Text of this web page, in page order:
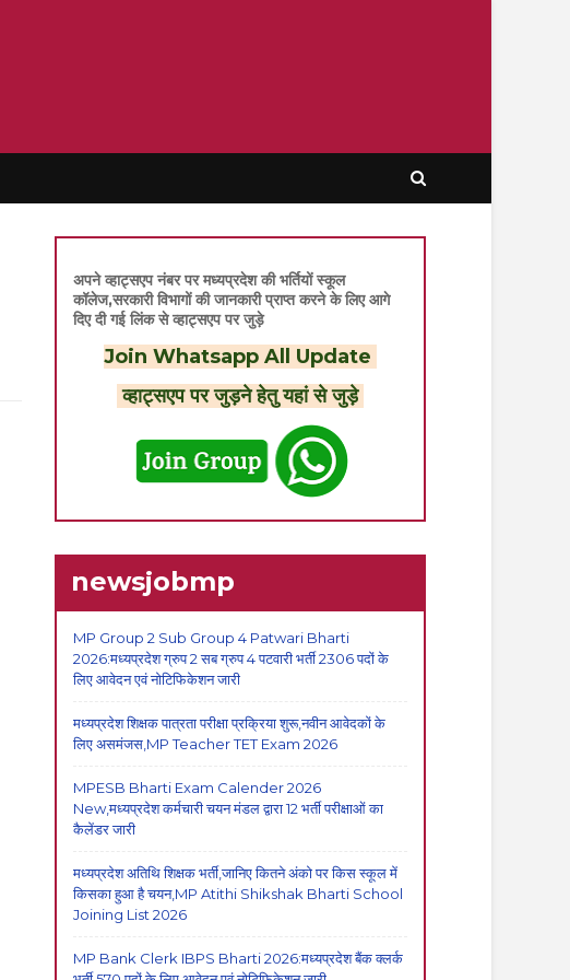
अपने व्हाट्सएप नंबर पर मध्यप्रदेश की भर्तियों स्कूल
कॉलेज,सरकारी विभागों की जानकारी प्राप्त करने के लिए आगे
दिए दी गई लिंक से व्हाट्सएप पर जुड़े
Join Whatsapp All Update
व्हाट्सएप पर जुड़ने हेतु यहां से जुड़े
newsjobmp
MP Group 2 Sub Group 4 Patwari Bharti
2026:मध्यप्रदेश ग्रुप 2 सब ग्रुप 4 पटवारी भर्ती 2306 पदों के
लिए आवेदन एवं नोटिफिकेशन जारी
मध्यप्रदेश शिक्षक पात्रता परीक्षा प्रक्रिया शुरू,नवीन आवेदकों के
लिए असमंजस,MP Teacher TET Exam 2026
MPESB Bharti Exam Calender 2026
New,मध्यप्रदेश कर्मचारी चयन मंडल द्वारा 12 भर्ती परीक्षाओं का
कैलेंडर जारी
मध्यप्रदेश अतिथि शिक्षक भर्ती,जानिए कितने अंको पर किस स्कूल में
किसका हुआ है चयन,MP Atithi Shikshak Bharti School
Joining List 2026
MP Bank Clerk IBPS Bharti 2026:मध्यप्रदेश बैंक क्लर्क